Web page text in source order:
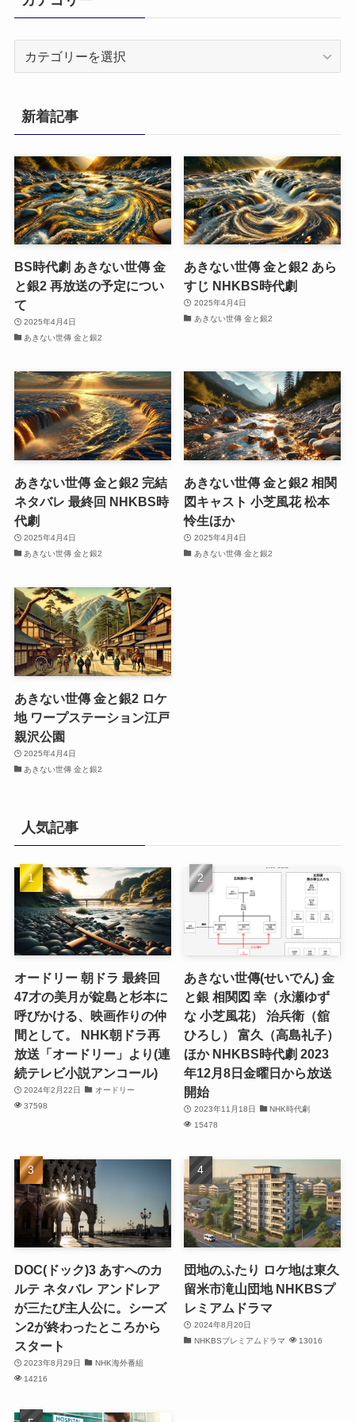
リ
ー
新着記事
BS時代劇 あきない世傳 金
と銀2 再放送の予定につい
て
2025年4月4日
あきない世傳 金と銀2
あきない世傳 金と銀2 あら
すじ NHKBS時代劇
2025年4月4日
あきない世傳 金と銀2
あきない世傳 金と銀2 完結
ネタバレ 最終回 NHKBS時
代劇
2025年4月4日
あきない世傳 金と銀2
あきない世傳 金と銀2 相関
図キャスト 小芝風花 松本
怜生ほか
2025年4月4日
あきない世傳 金と銀2
あきない世傳 金と銀2 ロケ
地 ワープステーション江戸
親沢公園
2025年4月4日
あきない世傳 金と銀2
人気記事
オードリー 朝ドラ 最終回
47才の美月が錠島と杉本に
呼びかける、映画作りの仲
間として。 NHK朝ドラ再
放送「オードリー」より(連
続テレビ小説アンコール)
2024年2月22日
オードリー
37598
あきない世傳(せいでん) 金
と銀 相関図 幸（永瀬ゆず
な 小芝風花） 治兵衛（舘
ひろし） 富久（高島礼子）
ほか NHKBS時代劇 2023
年12月8日金曜日から放送
開始
2023年11月18日
NHK時代劇
15478
DOC(ドック)3 あすへのカ
ルテ ネタバレ アンドレア
が三たび主人公に。シーズ
ン2が終わったところから
スタート
2023年8月29日
NHK海外番組
14216
団地のふたり ロケ地は東久
留米市滝山団地 NHKBSプ
レミアムドラマ
2024年8月20日
NHKBSプレミアムドラマ
13016